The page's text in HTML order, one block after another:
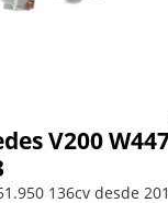
V200
136cv desde